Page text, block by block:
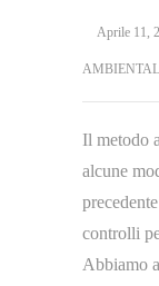
Aprile 11,
Il metodo
alcune
controlli
Abbiamo